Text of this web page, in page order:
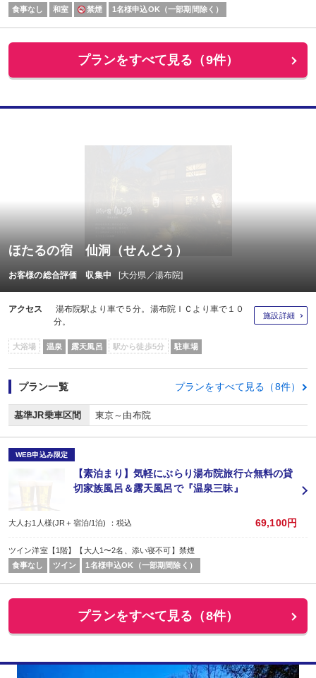
食事なし
和室 禁煙 1名様申込OK（一部期間除く）
プランをすべて見る（9件）
ほたるの宿 仙洞（せんどう）
お客様の総合評価 収集中 [大分県／湯布院]
アクセス
湯布院駅より車で５分。湯布院ＩＣより車で１０
分。
施設詳細
大浴場 温泉 露天風呂 駅から徒歩5分 駐車場
プラン一覧 プランをすべて見る（8件）
基準JR乗車区間 東京～由布院
WEB申込み限定
【素泊まり】気軽にぶらり湯布院旅行☆無料の貸
切家族風呂＆露天風呂で『温泉三昧』
大人お1人様(JR＋宿泊/1泊) ：税込 69,100円
ツイン洋室【1階】【大人1〜2名、添い寝不可】禁煙
食事なし
ツイン 1名様申込OK（一部期間除く）
プランをすべて見る（8件）